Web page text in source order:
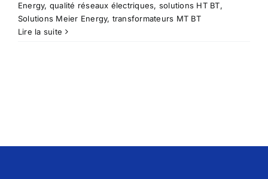
Energy, qualité réseaux électriques, solutions HT BT,
Solutions Meier Energy, transformateurs MT BT
Lire la suite